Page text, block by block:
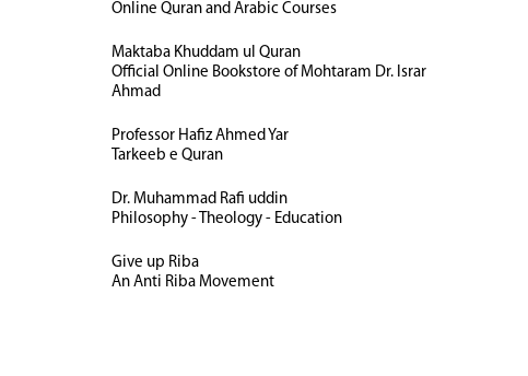
Online Quran and Arabic Courses
Maktaba Khuddam ul Quran
Official Online Bookstore of Mohtaram Dr. Israr
Ahmad
Professor Hafiz Ahmed Yar
Tarkeeb e Quran
Dr. Muhammad Rafi uddin
Philosophy - Theology - Education
Give up Riba
An Anti Riba Movement